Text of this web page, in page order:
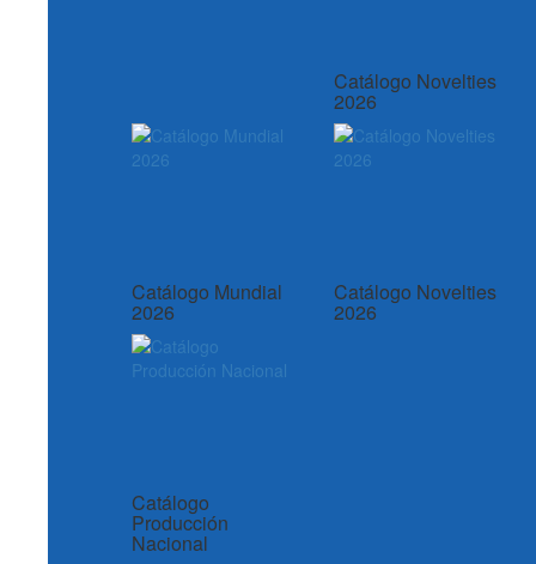
Catálogo Novelties
2026
Catálogo Mundial
2026
Catálogo Novelties
2026
Catálogo
Producción
Nacional